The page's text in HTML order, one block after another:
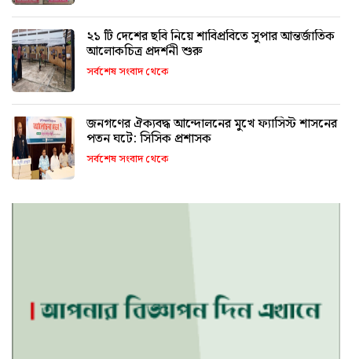
২১ টি দেশের ছবি নিয়ে শাবিপ্রবিতে সুপার আন্তর্জাতিক
আলোকচিত্র প্রদর্শনী শুরু
সর্বশেষ সংবাদ থেকে
জনগণের ঐক্যবদ্ধ আন্দোলনের মুখে ফ্যাসিস্ট শাসনের
পতন ঘটে: সিসিক প্রশাসক
সর্বশেষ সংবাদ থেকে